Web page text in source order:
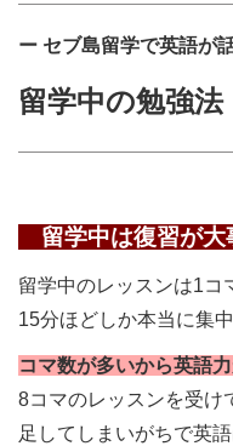
ー セブ島留学で英語が
留学中の勉強法
留学中は復習が
留学中のレッスンは1コ
15分ほどしか本当に集
コマ数が多いから英語
8コマのレッスンを受け
足してしまいがちで英語